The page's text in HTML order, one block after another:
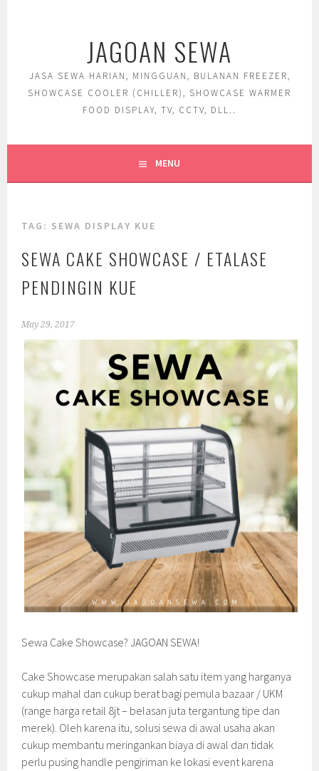
JAGOAN SEWA
JASA SEWA HARIAN, MINGGUAN, BULANAN FREEZER,
SHOWCASE COOLER (CHILLER), SHOWCASE WARMER
FOOD DISPLAY, TV, CCTV, DLL..
MENU
TAG: SEWA DISPLAY KUE
SEWA CAKE SHOWCASE / ETALASE
PENDINGIN KUE
May 29, 2017
Sewa Cake Showcase? JAGOAN SEWA!
Cake Showcase merupakan salah satu item yang harganya
cukup mahal dan cukup berat bagi pemula bazaar / UKM
(range harga retail 8jt – belasan juta tergantung tipe dan
merek). Oleh karena itu, solusi sewa di awal usaha akan
cukup membantu meringankan biaya di awal dan tidak
perlu pusing handle pengiriman ke lokasi event karena